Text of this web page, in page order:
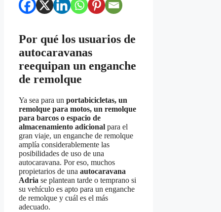
Por qué los usuarios de
autocaravanas
reequipan un enganche
de remolque
Ya sea para un portabicicletas, un
remolque para motos, un remolque
para barcos o espacio de
almacenamiento adicional para el
gran viaje, un enganche de remolque
amplía considerablemente las
posibilidades de uso de una
autocaravana. Por eso, muchos
propietarios de una autocaravana
Adria se plantean tarde o temprano si
su vehículo es apto para un enganche
de remolque y cuál es el más
adecuado.